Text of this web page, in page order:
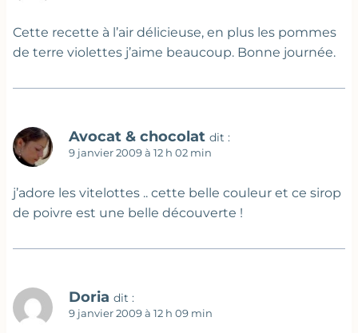
Cette recette à l’air délicieuse, en plus les pommes
de terre violettes j’aime beaucoup. Bonne journée.
Avocat & chocolat dit :
9 janvier 2009 à 12 h 02 min
j’adore les vitelottes .. cette belle couleur et ce sirop
de poivre est une belle découverte !
Doria dit :
9 janvier 2009 à 12 h 09 min